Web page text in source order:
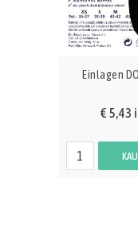
Einlagen
€ 5,43